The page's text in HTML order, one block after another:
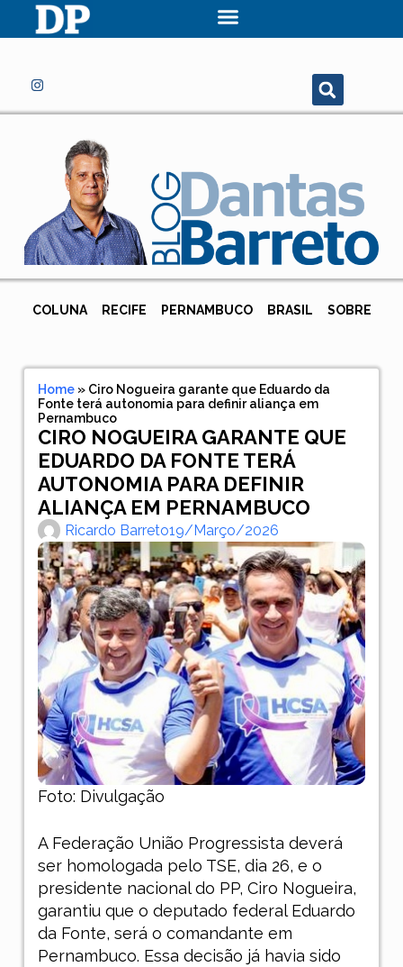
COLUNA RECIFE PERNAMBUCO BRASIL SOBRE
Home» Ciro Nogueira garante que Eduardo da
Fonte terá autonomia para definir aliança em
Pernambuco
CIRO NOGUEIRA GARANTE QUE
EDUARDO DA FONTE TERÁ
AUTONOMIA PARA DEFINIR
ALIANÇA EM PERNAMBUCO
Ricardo Barreto19/março/2026
Foto: Divulgação
A Federação União Progressista deverá
ser homologada pelo TSE, dia 26, e o
presidente nacional do PP, Ciro Nogueira,
garantiu que o deputado federal Eduardo
da Fonte, será o comandante em
Pernambuco. Essa decisão já havia sido